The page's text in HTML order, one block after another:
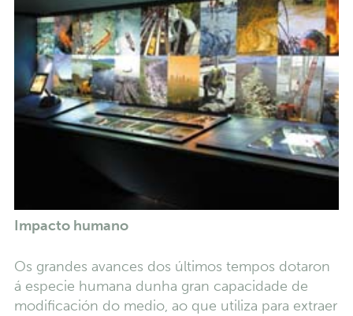
Impacto humano
Os grandes avances dos últimos tempos dotaron
á especie humana dunha gran capacidade de
modificación do medio, ao que utiliza para extraer